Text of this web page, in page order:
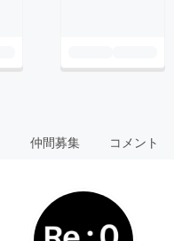
仲間募集 コメント